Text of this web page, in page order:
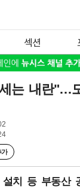
섹션
는 내란"…
설치 등 부동산